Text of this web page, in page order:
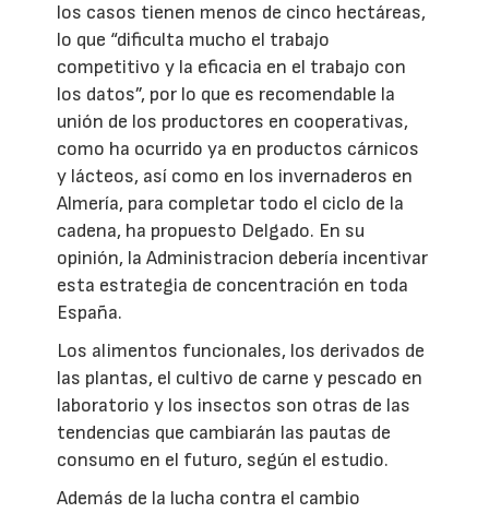
los casos tienen menos de cinco hectáreas,
lo que “dificulta mucho el trabajo
competitivo y la eficacia en el trabajo con
los datos”, por lo que es recomendable la
unión de los productores en cooperativas,
como ha ocurrido ya en productos cárnicos
y lácteos, así como en los invernaderos en
Almería, para completar todo el ciclo de la
cadena, ha propuesto Delgado. En su
opinión, la Administracion debería incentivar
esta estrategia de concentración en toda
España.
Los alimentos funcionales, los derivados de
las plantas, el cultivo de carne y pescado en
laboratorio y los insectos son otras de las
tendencias que cambiarán las pautas de
consumo en el futuro, según el estudio.
Además de la lucha contra el cambio